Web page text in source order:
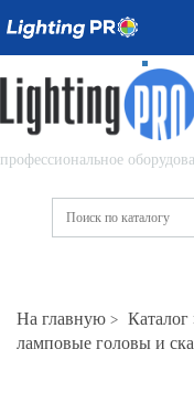
профессиональное
На главную > Каталог
ламповые головы и